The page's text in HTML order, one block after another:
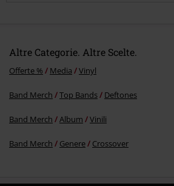
Altre Categorie. Altre Scelte.
Offerte % Media Vinyl
Band Merch Top Bands Deftones
Band Merch Album Vinili
Band Merch Genere Crossover